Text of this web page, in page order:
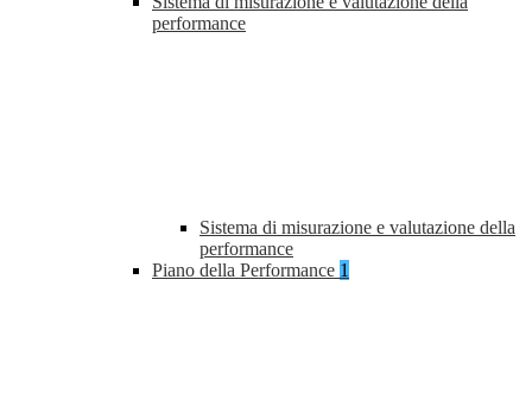
performance
Sistema di misurazione e valutazione della
performance
Piano della Performance 1